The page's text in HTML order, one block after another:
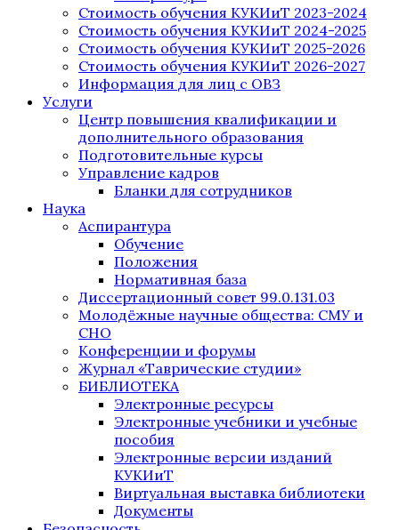
Стоимость обучения КУКИиТ 2023-2024
Стоимость обучения КУКИиТ 2024-2025
Стоимость обучения КУКИиТ 2025-2026
Стоимость обучения КУКИиТ 2026-2027
Информация для лиц с ОВЗ
Услуги
Центр повышения квалификации и
дополнительного образования
Подготовительные курсы
Управление кадров
Бланки для сотрудников
Наука
Аспирантура
Обучение
Положения
Нормативная база
Диссертационный совет 99.0.131.03
Молодёжные научные общества: СМУ и
СНО
Конференции и форумы
Журнал «Таврические студии»
БИБЛИОТЕКА
Электронные ресурсы
Электронные учебники и учебные
пособия
Электронные версии изданий
КУКИиТ
Виртуальная выставка библиотеки
Документы